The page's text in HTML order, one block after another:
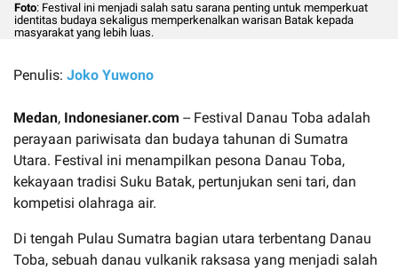
Foto: Festival ini menjadi salah satu sarana penting untuk memperkuat
identitas budaya sekaligus memperkenalkan warisan Batak kepada
masyarakat yang lebih luas.
Penulis: Joko Yuwono
Medan, Indonesianer.com -- Festival Danau Toba adalah
perayaan pariwisata dan budaya tahunan di Sumatra
Utara. Festival ini menampilkan pesona Danau Toba,
kekayaan tradisi Suku Batak, pertunjukan seni tari, dan
kompetisi olahraga air.
Di tengah Pulau Sumatra bagian utara terbentang Danau
Toba, sebuah danau vulkanik raksasa yang menjadi salah